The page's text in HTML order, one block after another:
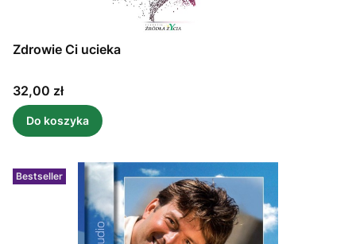
Zdrowie Ci ucieka
Cena
32,00 zł
Do koszyka
Bestseller